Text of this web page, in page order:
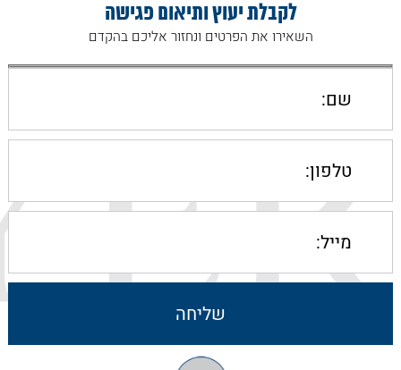
לקבלת יעוץ ותיאום פגישה
השאירו את הפרטים ונחזור אליכם בהקדם